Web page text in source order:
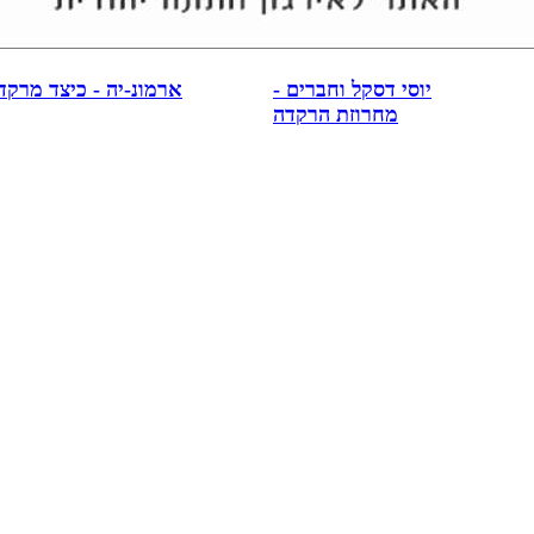
יוסי דסקל וחברים -
מחרוזת הרקדה
ארמונ-יה - כיצד